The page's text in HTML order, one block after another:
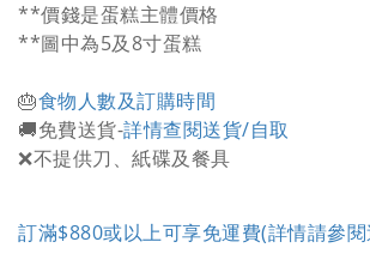
**價錢是蛋糕主體價格
**圖中為5及8寸蛋糕
🎂食物人數及訂購時間
🚚免費送貨-詳情查閱送貨/自取
❌不提供刀、紙碟及餐具
訂滿$880或以上可享免運費(詳情請參